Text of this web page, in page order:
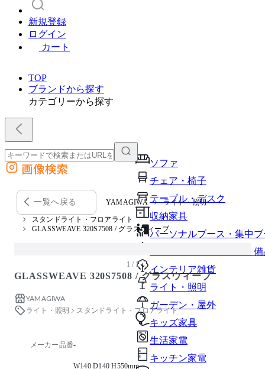
新規登録
ログイン
カート
TOP
ブランドから探す
カテゴリーから探す
ソファ
チェア・椅子
テーブル・デスク
収納家具
パーソナルブース・集中
オフィスアクセサリー・
インテリア雑貨
ライト・照明
ガーデン・屋外
キッズ家具
生活家電
キッチン家電
外部サイトの商品をカートに追加
他のサイトで見つけた商品ページのURLを貼り付けて、カートに追加できます
画像検索
一覧へ戻る YAMAGIWA ライト・照明
スタンドライト・フロアライト
GLASSWEAVE 320S7508 / グラスウィーブ
1 / 1
GLASSWEAVE 320S7508 / グラスウィーブ
YAMAGIWA
ライト・照明
スタンドライト・フロアライト
メーカー品番-
W140 D140 H550mm